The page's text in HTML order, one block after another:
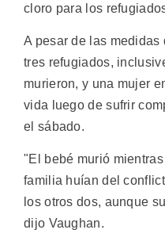
cloro para los
A pesar de las
tres refugiados,
murieron, y una mujer
vida luego de sufrir
el sábado.
"El bebé murió
familia huían del
los otros dos, aunque
dijo Vaughan.